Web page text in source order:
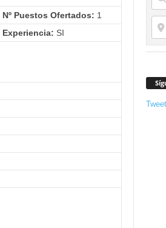
Nº Puestos Ofertados: 1
Experiencia: SI